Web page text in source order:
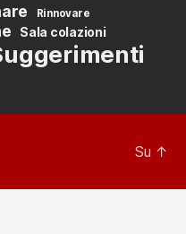
Rinnovare
Sala colazioni
Su ↑